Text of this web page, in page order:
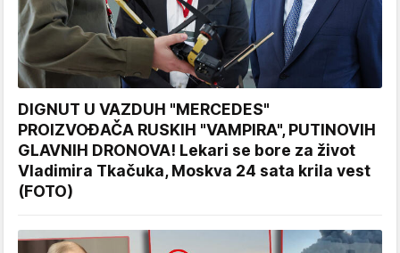
DIGNUT U VAZDUH "MERCEDES"
PROIZVOĐAČA RUSKIH "VAMPIRA", PUTINOVIH
GLAVNIH DRONOVA! Lekari se bore za život
Vladimira Tkačuka, Moskva 24 sata krila vest
(FOTO)